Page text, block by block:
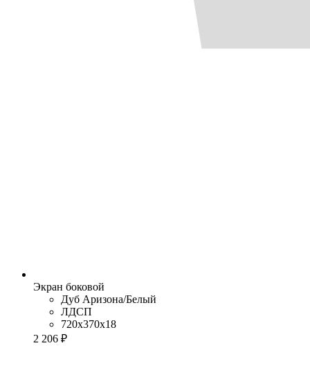
Экран боковой
Дуб Аризона/Белый
ЛДСП
720x370x18
2 206 ₽